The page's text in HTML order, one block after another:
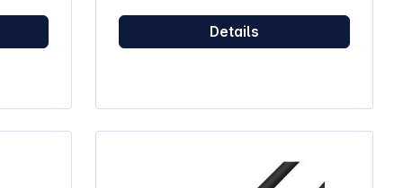
Details